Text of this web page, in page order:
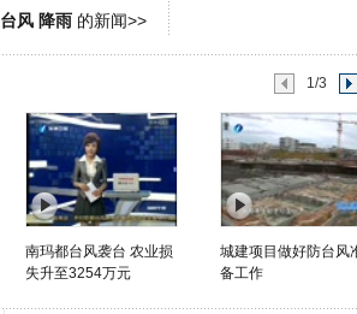
台风 降雨的新闻>>
1/3
南玛都台风袭台 农业损
失升至3254万元
城建项目做好防台风
备工作